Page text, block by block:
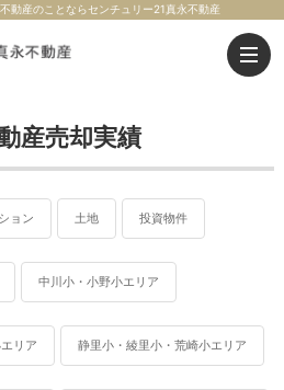
動産のことならセンチュリー21真永不動産
産売却実績
ョン 土地 投資物件
中川小・小野小エリア
リア 静里小・綾里小・荒崎小エリア